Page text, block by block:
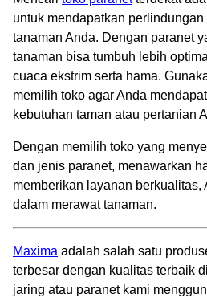
untuk mendapatkan
tanaman Anda. Dengan paranet
tanaman bisa tumbuh lebih
cuaca ekstrim serta hama.
memilih toko agar Anda
kebutuhan taman atau pertanian
Dengan memilih toko yang
dan jenis paranet, menawarkan
memberikan layanan berkualitas,
dalam merawat tanaman.
Maxima adalah salah satu
terbesar dengan kualitas terbaik
jaring atau paranet kami